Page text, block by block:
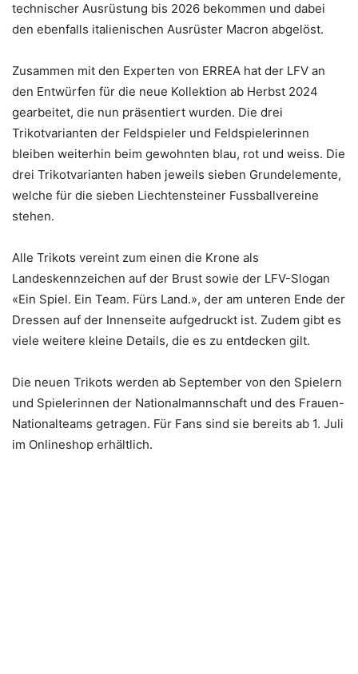
technischer Ausrüstung bis 2026 bekommen und dabei
den ebenfalls italienischen Ausrüster Macron abgelöst.
Zusammen mit den Experten von ERREA hat der LFV an
den Entwürfen für die neue Kollektion ab Herbst 2024
gearbeitet, die nun präsentiert wurden. Die drei
Trikotvarianten der Feldspieler und Feldspielerinnen
bleiben weiterhin beim gewohnten blau, rot und weiss. Die
drei Trikotvarianten haben jeweils sieben Grundelemente,
welche für die sieben Liechtensteiner Fussballvereine
stehen.
Alle Trikots vereint zum einen die Krone als
Landeskennzeichen auf der Brust sowie der LFV-Slogan
«Ein Spiel. Ein Team. Fürs Land.», der am unteren Ende der
Dressen auf der Innenseite aufgedruckt ist. Zudem gibt es
viele weitere kleine Details, die es zu entdecken gilt.
Die neuen Trikots werden ab September von den Spielern
und Spielerinnen der Nationalmannschaft und des Frauen-
Nationalteams getragen. Für Fans sind sie bereits ab 1. Juli
im Onlineshop erhältlich.